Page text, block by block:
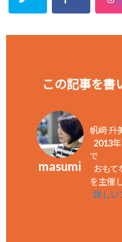
この記事を書
masumi
帆﨑 升
2013
で
おもて
を主催
詳しい